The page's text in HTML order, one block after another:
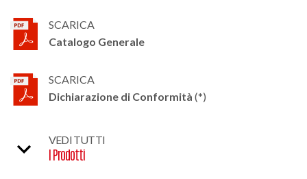
SCARICA
Catalogo Generale
SCARICA
Dichiarazione di Conformità (*)
VEDI TUTTI
I Prodotti